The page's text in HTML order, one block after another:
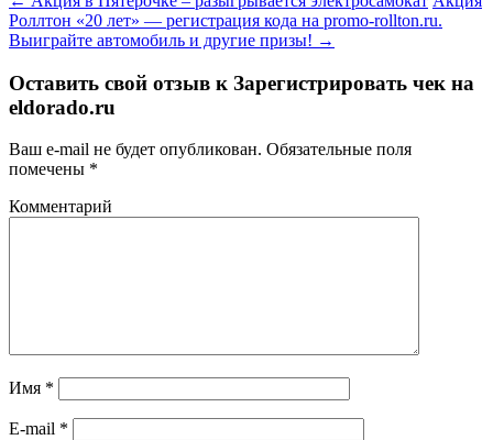
Роллтон «20 лет» — регистрация кода на promo-rollton.ru.
Выиграйте автомобиль и другие призы! →
Оставить свой отзыв к Зарегистрировать чек на
eldorado.ru
Ваш e-mail не будет опубликован. Обязательные поля
помечены *
Комментарий
Имя *
E-mail *